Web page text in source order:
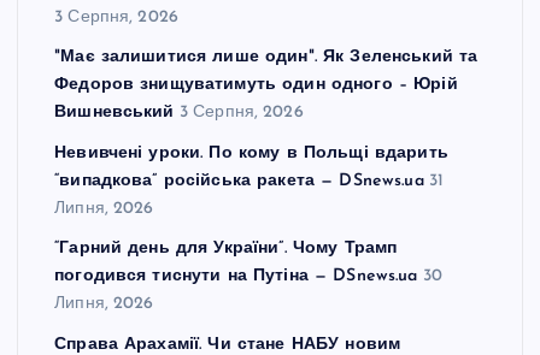
3 Серпня, 2026
"Має залишитися лише один". Як Зеленський та
Федоров знищуватимуть один одного – Юрій
Вишневський 3 Серпня, 2026
Невивчені уроки. По кому в Польщі вдарить
“випадкова” російська ракета — DSnews.ua 31
Липня, 2026
“Гарний день для України”. Чому Трамп
погодився тиснути на Путіна — DSnews.ua 30
Липня, 2026
Справа Арахамії. Чи стане НАБУ новим